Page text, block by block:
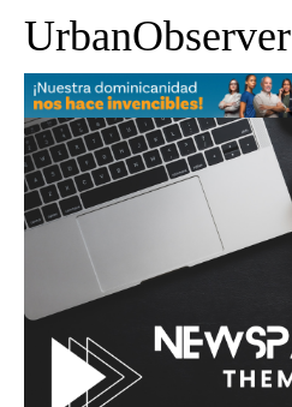
UrbanObserver